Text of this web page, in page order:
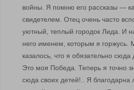
войны. Я помню его рассказы —
свидетелем. Отец очень часто
уютный, теплый городок Лида. И
него именем, которым я горжусь.
казалось, что я обязательно
Это моя Победа. Теперь я точно
сюда своих детей!.. Я благодарна